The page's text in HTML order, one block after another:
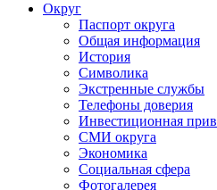
Округ
Паспорт округа
Общая информация
История
Символика
Экстренные службы
Телефоны доверия
Инвестиционная
СМИ округа
Экономика
Социальная сфера
Фотогалерея